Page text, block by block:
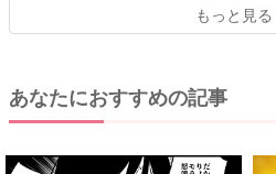
もっと見る
あなたにおすすめの記事